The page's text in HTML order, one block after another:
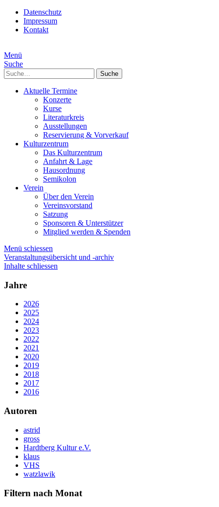
Datenschutz
Impressum
Kontakt
Menü
Suche
Suche
Aktuelle Termine
Konzerte
Kurse
Literaturkreis
Ausstellungen
Reservierung & Vorverkauf
Kulturzentrum
Das Kulturzentrum
Anfahrt & Lage
Hausordnung
Semikolon
Verein
Über den Verein
Vereinsvorstand
Satzung
Sponsoren & Unterstützer
Mitglied werden & Spenden
Menü schiessen
Veranstaltungsübersicht und -archiv
Inhalte schliessen
Jahre
2026
2025
2024
2023
2022
2021
2020
2019
2018
2017
2016
Autoren
astrid
gross
Hardtberg Kultur e.V.
klaus
VHS
watzlawik
Filtern nach Monat